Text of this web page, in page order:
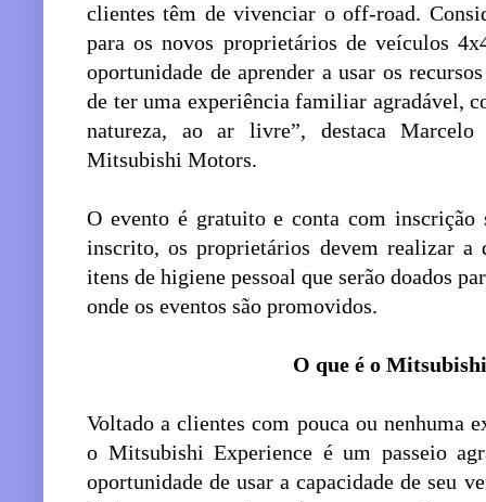
clientes têm de vivenciar o off-road.
para os novos proprietários de veículos
oportunidade de aprender a usar os
de ter uma experiência familiar agradável,
natureza, ao ar livre”, destaca
Mitsubishi Motors.
O evento é gratuito e conta com
inscrito, os proprietários devem realizar a
itens de higiene pessoal que serão doados
onde os eventos são promovidos.
O que é o
Voltado a clientes com pouca ou nenhuma
o Mitsubishi Experience é um passeio
oportunidade de usar a capacidade de seu